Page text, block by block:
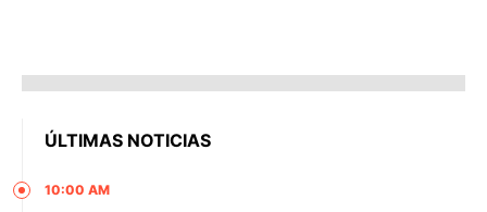
ÚLTIMAS NOTICIAS
10:00 AM